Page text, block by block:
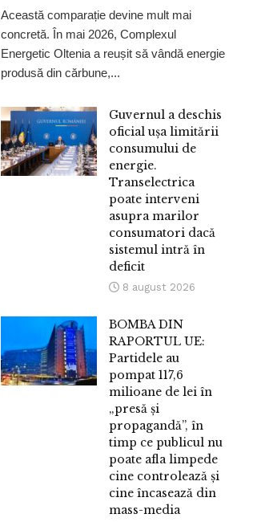
Această comparație devine mult mai
concretă. În mai 2026, Complexul
Energetic Oltenia a reușit să vândă energie
produsă din cărbune,...
Guvernul a deschis
oficial ușa limitării
consumului de
energie.
Transelectrica
poate interveni
asupra marilor
consumatori dacă
sistemul intră în
deficit
8 august 2026
BOMBA DIN
RAPORTUL UE:
Partidele au
pompat 117,6
milioane de lei în
„presă și
propagandă”, în
timp ce publicul nu
poate afla limpede
cine controlează și
cine încasează din
mass-media